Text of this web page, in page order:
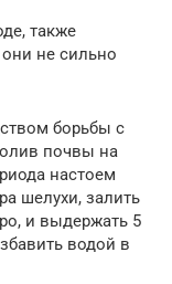
также
не сильно
борьбы с
почвы на
настоем
шелухи, залить
и выдержать 5
водой в